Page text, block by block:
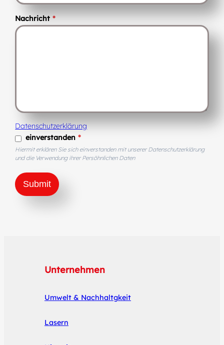
Nachricht *
Datenschutzerklärung
einverstanden *
Hiermit erklären Sie sich einverstanden mit unserer Datenschutzerklärung
und die Verwendung ihrer Persöhnlichen Daten
Submit
Unternehmen
Umwelt & Nachhaltgkeit
Lasern